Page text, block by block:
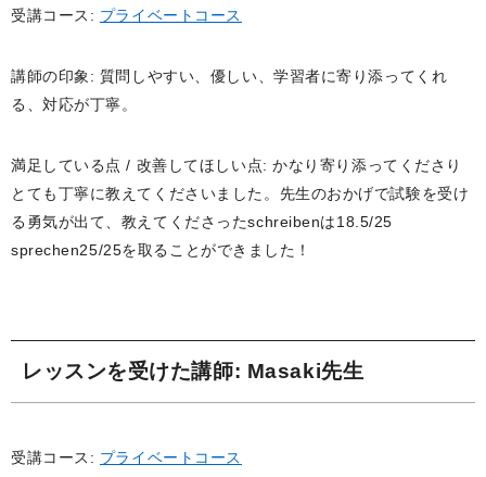
受講コース: プライベートコース
講師の印象: 質問しやすい、優しい、学習者に寄り添ってくれ
る、対応が丁寧。
満足している点 / 改善してほしい点: かなり寄り添ってくださり
とても丁寧に教えてくださいました。先生のおかげで試験を受け
る勇気が出て、教えてくださったschreibenは18.5/25
sprechen25/25を取ることができました！
レッスンを受けた講師: Masaki先生
受講コース: プライベートコース